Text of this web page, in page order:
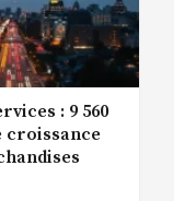
: 9 560
croissance